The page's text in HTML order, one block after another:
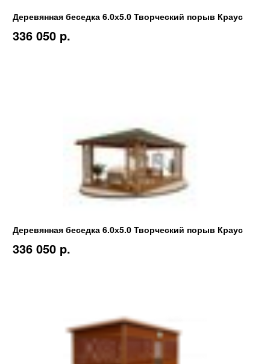
Деревянная беседка 6.0х5.0 Творческий порыв Краус
336 050 p.
Деревянная беседка 6.0х5.0 Творческий порыв Краус
336 050 p.